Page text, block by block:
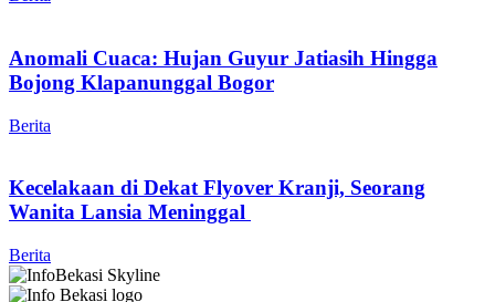
Anomali Cuaca: Hujan Guyur Jatiasih Hingga
Bojong Klapanunggal Bogor
Berita
Kecelakaan di Dekat Flyover Kranji, Seorang
Wanita Lansia Meninggal
Berita